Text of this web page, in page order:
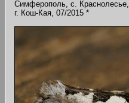
Симферополь, с. Краснолесье,
г. Кош-Кая, 07/2015 *